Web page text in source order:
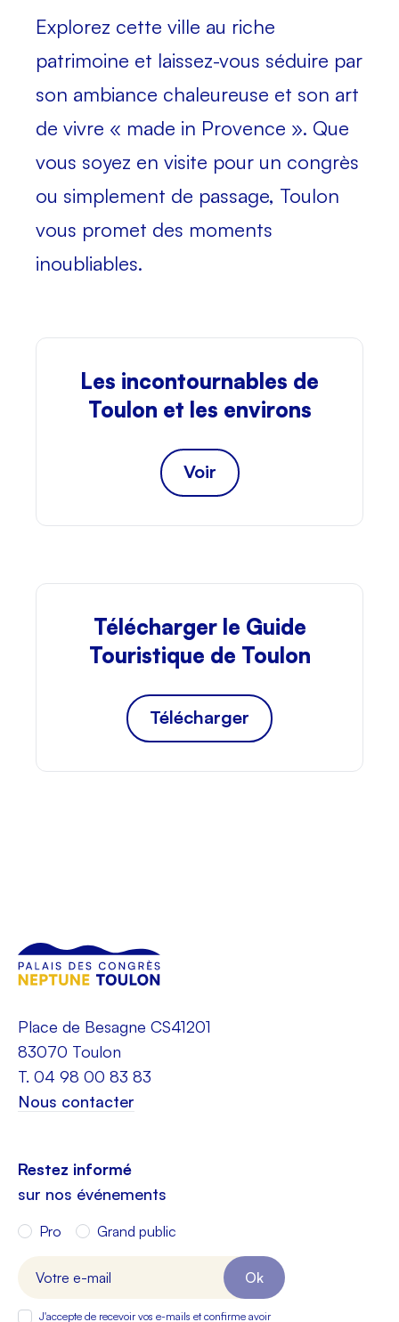
Explorez cette ville au riche
patrimoine et laissez-vous séduire par
son ambiance chaleureuse et son art
de vivre « made in Provence ». Que
vous soyez en visite pour un congrès
ou simplement de passage, Toulon
vous promet des moments
inoubliables.
Les incontournables de
Toulon et les environs
Voir
Télécharger le Guide
Touristique de Toulon
Télécharger
Place de Besagne CS41201
83070 Toulon
T. 04 98 00 83 83
Nous contacter
Restez informé
sur nos événements
Pro Grand public
Ok
J'accepte de recevoir vos e-mails et confirme avoir